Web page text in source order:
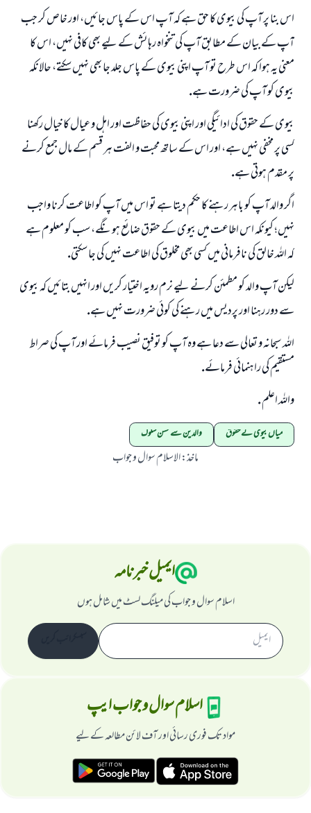
اس بنا پر آپ كى بيوى كا حق ہے كہ آپ اس كے پاس جائيں، اور خاص كر جب
آپ كے بيان كے مطابق آپ كى تنخواہ رہائش كے ليے بھى كافى نہيں، اس كا
معنى يہ ہوا كہ اس طرح تو آپ اپنى بيوى كے پاس جلد جا بھى نہيں سكتے، حالانكہ
بيوى كو آپ كى ضرورت ہے.
بيوى كے حقوق كى ادائيگى اور اپنى بيوى كى حفاظت اور اہل و عيال كا خيال ركھنا
كسى پر مخفى نہيں ہے، اور اس كے ساتھ محبت و الفت ہر قسم كے مال جمع كرنے
پر مقدم ہوتى ہے.
اگر والد آپ كو باہر رہنے كا حكم ديتا ہے تو اس ميں آپ كو اطاعت كرنا واجب
نہيں؛ كيونكہ اس اطاعت ميں بيوى كے حقوق ضائع ہونگے، سب كو معلوم ہے
كہ اللہ خالق كى نافرمانى ميں كسى بھى مخلوق كى اطاعت نہيں كى جا سكتى.
ليكن آپ والد كو مطمئن كرنے ليے نرم رويہ اختيار كريں اور انہيں بتائيں كہ بيوى
سے دور رہنا اور پرديس ميں رہنے كى كوئى ضرورت نہيں ہے.
اللہ سبحانہ و تعالى سے دعا ہے وہ آپ كو توفيق نصيب فرمائے اور آپ كى صراط
مستقيم كى راہنمائى فرمائے.
واللہ اعلم .
میاں بیوی کے حقوق والدین سے حسن سلوک
ماخذ:الاسلام سوال و جواب
ایمیل خبرنامہ
اسلام سوال و جواب کی میلنگ لسٹ میں شامل ہوں
اسلام سوال و جواب ایپ
مواد تک فوری رسائی اور آف لائن مطالعہ کے لیے